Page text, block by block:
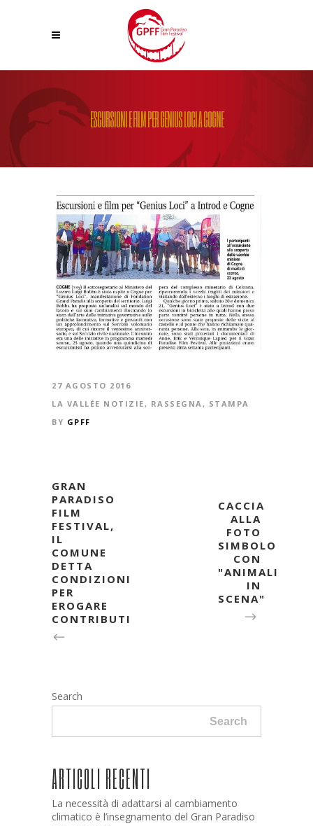
ESCURSIONI E FILM PER GENIUS LOCI A COGNE
27 AGOSTO 2016
LA VALLÉE NOTIZIE , RASSEGNA , STAMPA
BY GPFF
GRAN
PARADISO
FILM
FESTIVAL,
IL
COMUNE
DETTA
CONDIZIONI
PER
EROGARE
CONTRIBUTI
CACCIA
ALLA
FOTO
SIMBOLO
CON
"ANIMALI
IN
SCENA"
Search
Search
ARTICOLI RECENTI
La necessità di adattarsi al cambiamento
climatico è l’insegnamento del Gran Paradiso